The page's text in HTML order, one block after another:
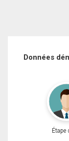
Données
Étape